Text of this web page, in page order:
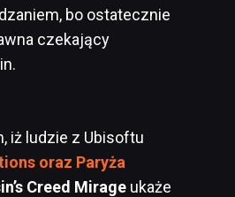
bo ostatecznie
czekający
iż ludzie z Ubisoftu
oraz Paryża
Creed Mirage ukaże